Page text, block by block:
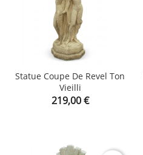
Statue Coupe De Revel Ton
Vieilli
Prix
219,00 €